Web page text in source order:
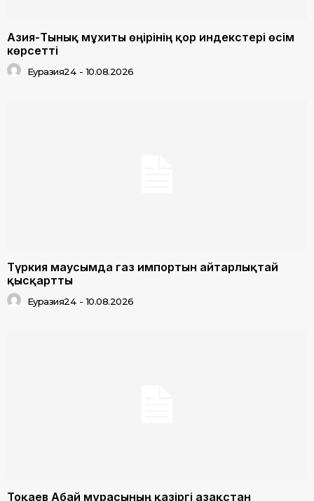
Азия-Тынық мұхиты өңірінің қор индекстері өсім
көрсетті
Еуразия24 - 10.08.2026
Түркия маусымда газ импортын айтарлықтай
қысқартты
Еуразия24 - 10.08.2026
Тоқаев Абай мұрасының қазіргі Қазақстан